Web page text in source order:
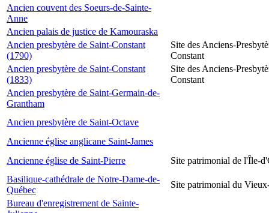
Ancien couvent des Soeurs-de-Sainte-
Anne
Ancien palais de justice de Kamouraska
Ancien presbytère de Saint-Constant
(1790)
Site des Anciens-
Constant
Ancien presbytère de Saint-Constant
(1833)
Site des Anciens-
Constant
Ancien presbytère de Saint-Germain-de-
Grantham
Ancien presbytère de Saint-Octave
Ancienne église anglicane Saint-James
Ancienne église de Saint-Pierre
Site patrimonial de l'Île-
Basilique-cathédrale de Notre-Dame-de-
Québec
Site patrimonial du
Bureau d'enregistrement de Sainte-